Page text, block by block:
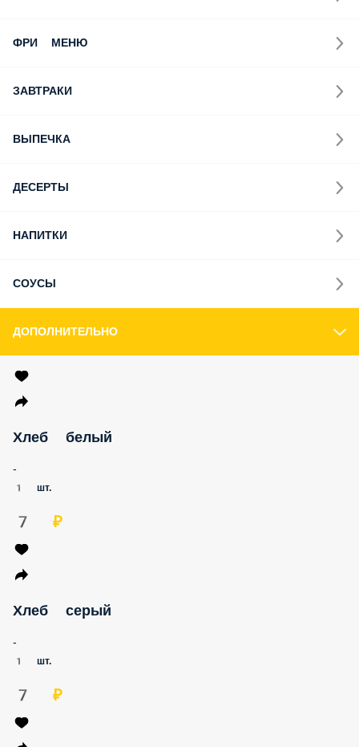
ФРИ МЕНЮ
ЗАВТРАКИ
ВЫПЕЧКА
ДЕСЕРТЫ
НАПИТКИ
СОУСЫ
ДОПОЛНИТЕЛЬНО
Хлеб белый
1 шт.
7 ₽
Хлеб серый
1 шт.
7 ₽